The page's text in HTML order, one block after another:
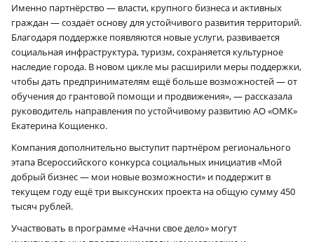
Именно партнёрство — власти, крупного бизнеса и активных
граждан — создаёт основу для устойчивого развития территорий.
Благодаря поддержке появляются новые услуги, развивается
социальная инфраструктура, туризм, сохраняется культурное
наследие города. В новом цикле мы расширили меры поддержки,
чтобы дать предпринимателям ещё больше возможностей — от
обучения до грантовой помощи и продвижения», — рассказала
руководитель направления по устойчивому развитию АО «ОМК»
Екатерина Кощиенко.
Компания дополнительно выступит партнёром регионального
этапа Всероссийского конкурса социальных инициатив «Мой
добрый бизнес — мои новые возможности» и поддержит в
текущем году ещё три выксунских проекта на общую сумму 450
тысяч рублей.
Участвовать в программе «Начни свое дело» могут